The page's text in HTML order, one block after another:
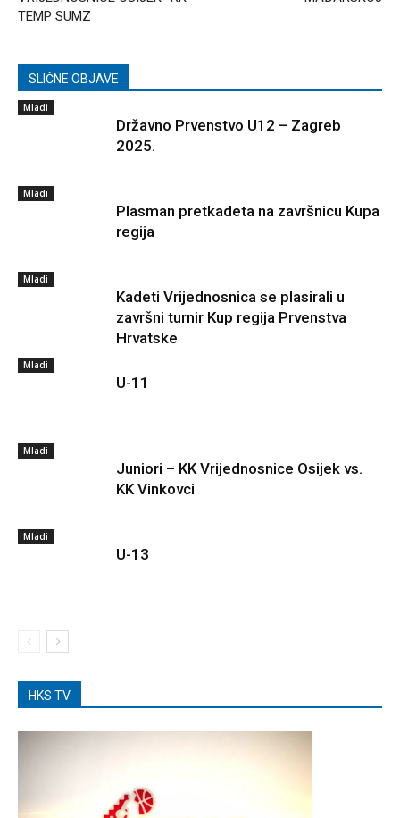
TEMP SUMZ
SLIČNE OBJAVE
Mladi
Državno Prvenstvo U12 – Zagreb
2025.
Mladi
Plasman pretkadeta na završnicu Kupa
regija
Mladi
Kadeti Vrijednosnica se plasirali u
završni turnir Kup regija Prvenstva
Hrvatske
Mladi
U-11
Mladi
Juniori – KK Vrijednosnice Osijek vs.
KK Vinkovci
Mladi
U-13
HKS TV